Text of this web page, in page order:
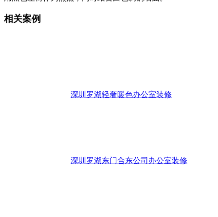
相关案例
深圳罗湖轻奢暖色办公室装修
深圳罗湖东门合东公司办公室装修